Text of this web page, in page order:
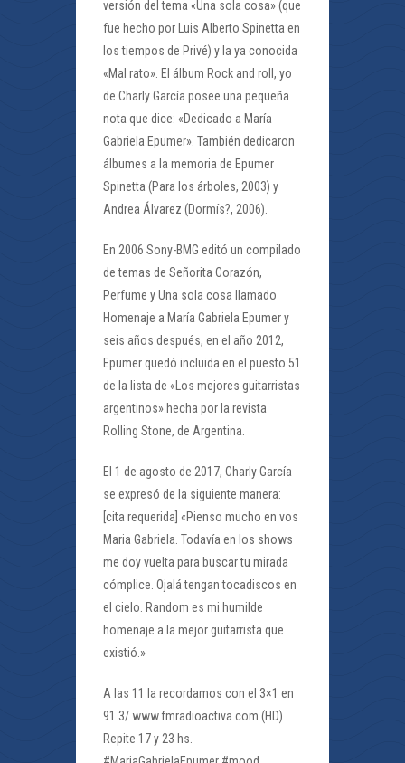
versión del tema «Una sola cosa» (que
fue hecho por Luis Alberto Spinetta en
los tiempos de Privé) y la ya conocida
«Mal rato». El álbum Rock and roll, yo
de Charly García posee una pequeña
nota que dice: «Dedicado a María
Gabriela Epumer». También dedicaron
álbumes a la memoria de Epumer
Spinetta (Para los árboles, 2003) y
Andrea Álvarez (Dormís?, 2006).
En 2006 Sony-BMG editó un compilado
de temas de Señorita Corazón,
Perfume y Una sola cosa llamado
Homenaje a María Gabriela Epumer y
seis años después, en el año 2012,
Epumer quedó incluida en el puesto 51
de la lista de «Los mejores guitarristas
argentinos» hecha por la revista
Rolling Stone, de Argentina.
El 1 de agosto de 2017, Charly García
se expresó de la siguiente manera:
[cita requerida] «Pienso mucho en vos
Maria Gabriela. Todavía en los shows
me doy vuelta para buscar tu mirada
cómplice. Ojalá tengan tocadiscos en
el cielo. Random es mi humilde
homenaje a la mejor guitarrista que
existió.»
A las 11 la recordamos con el 3×1 en
91.3/ www.fmradioactiva.com (HD)
Repite 17 y 23 hs.